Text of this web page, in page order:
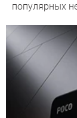
популярных